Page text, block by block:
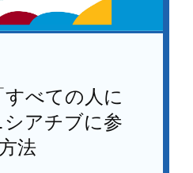
べての人に
アチブに参
法